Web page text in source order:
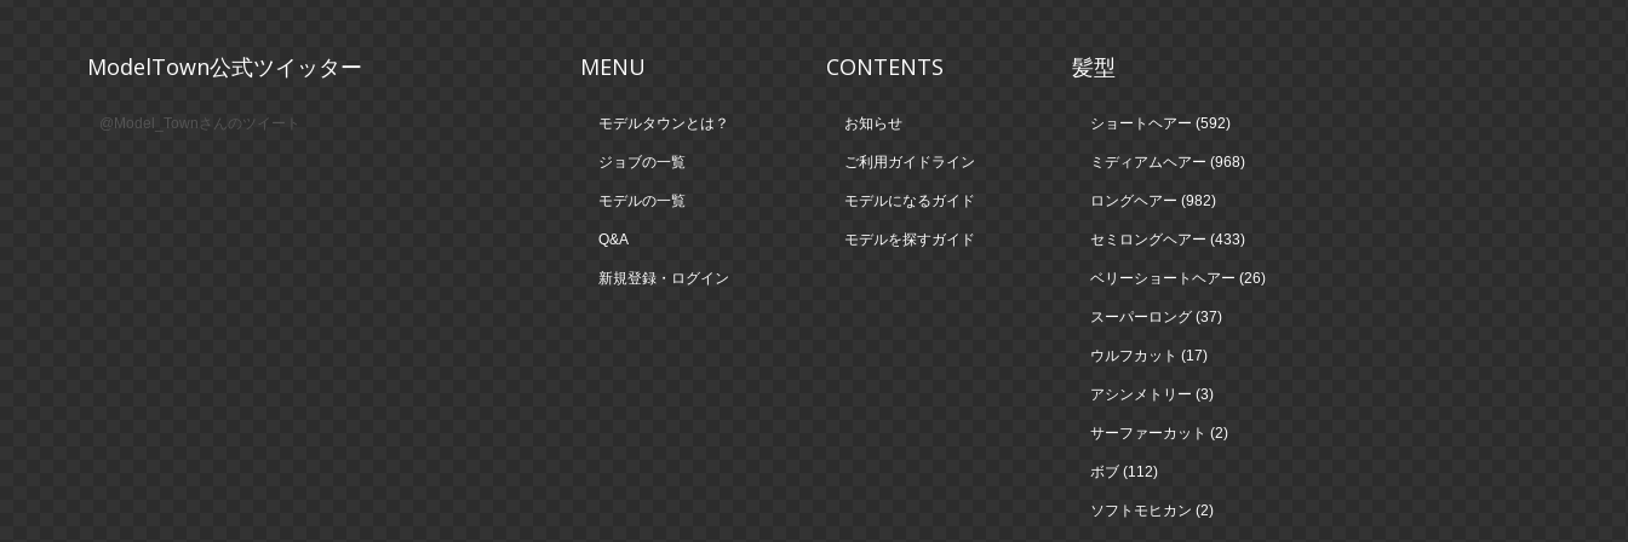
ModelTown公式ツイッター
@Model_Townさんのツイート
MENU
モデルタウンとは？
ジョブの一覧
モデルの一覧
Q&A
新規登録・ログイン
CONTENTS
お知らせ
ご利用ガイドライン
モデルになるガイド
モデルを探すガイド
髪型
ショートヘアー (592)
ミディアムヘアー (968)
ロングヘアー (982)
セミロングヘアー (433)
ベリーショートヘアー (26)
スーパーロング (37)
ウルフカット (17)
アシンメトリー (3)
サーファーカット (2)
ボブ (112)
ソフトモヒカン (2)